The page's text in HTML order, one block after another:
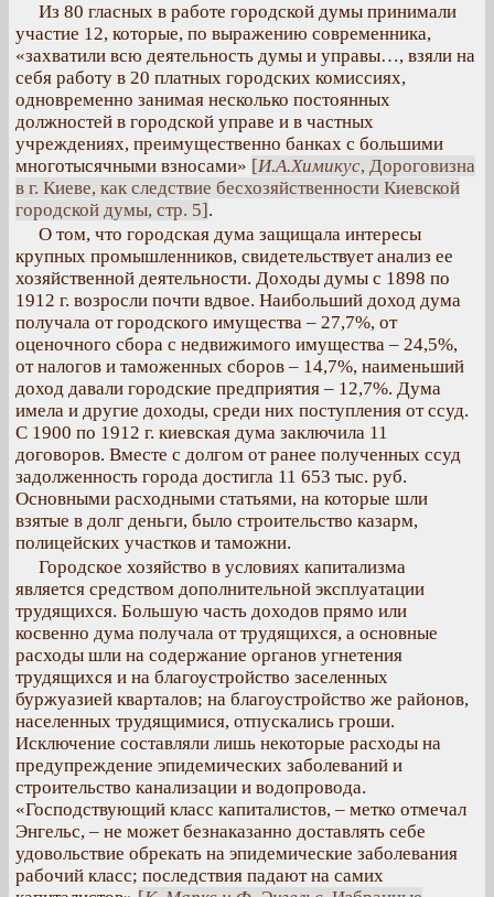
Из 80 гласных в работе городской думы принимали
участие 12, которые, по выражению современника,
«захватили всю деятельность думы и управы…, взяли на
себя работу в 20 платных городских комиссиях,
одновременно занимая несколько постоянных
должностей в городской управе и в частных
учреждениях, преимущественно банках с большими
многотысячными взносами» [И.А.Химикус, Дороговизна
в г. Киеве, как следствие бесхозяйственности Киевской
городской думы, стр. 5].
О том, что городская дума защищала интересы
крупных промышленников, свидетельствует анализ ее
хозяйственной деятельности. Доходы думы с 1898 по
1912 г. возросли почти вдвое. Наибольший доход дума
получала от городского имущества – 27,7%, от
оценочного сбора с недвижимого имущества – 24,5%,
от налогов и таможенных сборов – 14,7%, наименьший
доход давали городские предприятия – 12,7%. Дума
имела и другие доходы, среди них поступления от ссуд.
С 1900 по 1912 г. киевская дума заключила 11
договоров. Вместе с долгом от ранее полученных ссуд
задолженность города достигла 11 653 тыс. руб.
Основными расходными статьями, на которые шли
взятые в долг деньги, было строительство казарм,
полицейских участков и таможни.
Городское хозяйство в условиях капитализма
является средством дополнительной эксплуатации
трудящихся. Большую часть доходов прямо или
косвенно дума получала от трудящихся, а основные
расходы шли на содержание органов угнетения
трудящихся и на благоустройство заселенных
буржуазией кварталов; на благоустройство же районов,
населенных трудящимися, отпускались гроши.
Исключение составляли лишь некоторые расходы на
предупреждение эпидемических заболеваний и
строительство канализации и водопровода.
«Господствующий класс капиталистов, – метко отмечал
Энгельс, – не может безнаказанно доставлять себе
удовольствие обрекать на эпидемические заболевания
рабочий класс; последствия падают на самих